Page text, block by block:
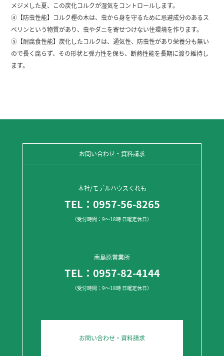
メジメした夏、この炭化コルクが湿気をコントロールします。
④【防虫性能】コルク樫の木は、虫から身を守るために忌避成分のあるス
ベリンという物質があり、虫やダニを寄せつけない住環境を作ります。
⑤【耐腐食性能】炭化したコルクは、通気性、防虫性があり栄養分も無い
ので長く腐らず、その形状と弾力性を保ち、断熱性能を長期に渡り維持し
ます。
お問い合わせ・資料請求
本社/モデルハウスくれも
TEL：0957-56-8265
（受付時間：9～18時 日曜定休日）
南島原営業所
TEL：0957-82-4144
（受付時間：9～18時 日曜定休日）
お問い合わせ・資料請求